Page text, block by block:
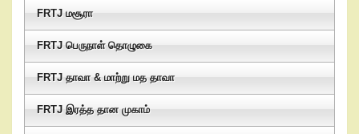
FRTJ மசூரா
FRTJ பெருநாள் தொழுகை
FRTJ தாவா & மாற்று மத தாவா
FRTJ இரத்த தான முகாம்